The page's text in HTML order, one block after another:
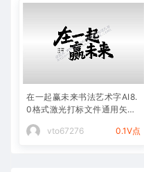
在一起赢未来书法艺术字AI8.
0格式激光打标文件通用矢量
vto67276
0.1V点